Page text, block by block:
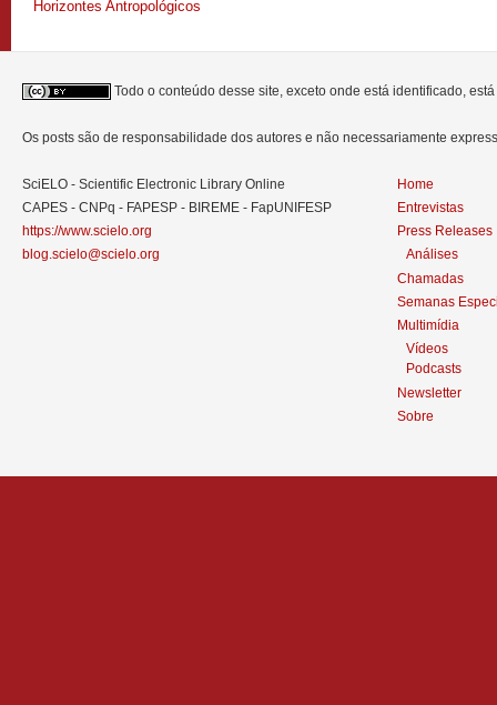
Horizontes Antropológicos
Todo o conteúdo desse site, exceto onde está identificado,
Os posts são de responsabilidade dos autores e não necessariamente
SciELO - Scientific Electronic Library Online
CAPES - CNPq - FAPESP - BIREME - FapUNIFESP
https://www.scielo.org
blog.scielo@scielo.org
Home
Entrevistas
Press Releases
Análises
Chamadas
Semanas
Multimídia
Vídeos
Podcasts
Newsletter
Sobre